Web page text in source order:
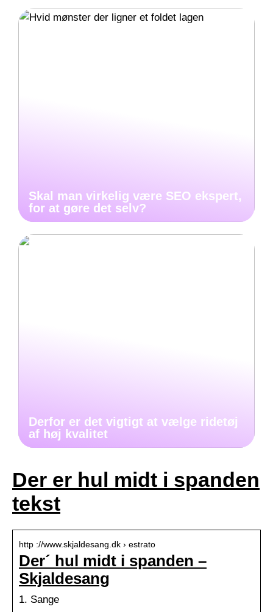
Skal man virkelig være SEO ekspert,
for at gøre det selv?
Derfor er det vigtigt at vælge ridetøj
af høj kvalitet
Der er hul midt i spanden
tekst
http ://www.skjaldesang.dk › estrato
Der´ hul midt i spanden –
Skjaldesang
1. Sange